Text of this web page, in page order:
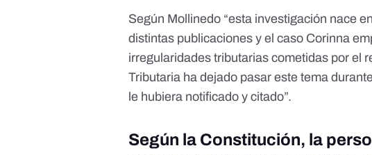
Según Mollinedo “esta investigación nace
distintas publicaciones y el caso Corinna
irregularidades tributarias cometidas por el
Tributaria ha dejado pasar este tema
le hubiera notificado y citado”.
Según la Constitución, la